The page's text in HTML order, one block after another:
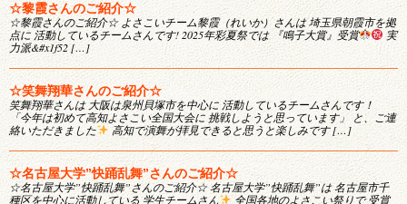
☆黎霞さんのご紹介☆
☆黎霞さんのご紹介☆ よさこいチーム黎霞（れいか）さんは 埼玉県朝霞市を拠
点に 活動しているチームさんです! 2025年彩夏祭では 『鳴子大賞』受賞
実
力派&#x1f52 […]
☆笑舞翔華さんのご紹介☆
笑舞翔華さんは 大阪は泉州貝塚市を中心に 活動しているチームさんです！
「今年は初めて高知よさこい全国大会に 挑戦しようと思っています」 と、ご連
絡いただきました
高知で演舞が拝見できると思うと楽しみです […]
☆名古屋大学”快踊乱舞”さんのご紹介☆
☆名古屋大学”快踊乱舞”さんのご紹介☆ 名古屋大学”快踊乱舞”は 名古屋市千
種区を中心に活動している 学生チームさん
全国各地のよさこい祭りで 受賞